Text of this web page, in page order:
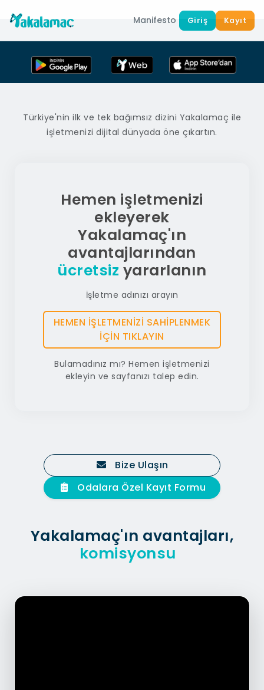
Manifesto Giriş Kayıt
Türkiye'nin ilk ve tek bağımsız dizini Yakalamaç ile
işletmenizi dijital dünyada öne çıkartın.
Hemen işletmenizi
ekleyerek
Yakalamaç'ın
avantajlarından
ücretsiz yararlanın
İşletme adınızı arayın
HEMEN İŞLETMENİZİ SAHİPLENMEK
İÇİN TIKLAYIN
Bulamadınız mı? Hemen işletmenizi
ekleyin ve sayfanızı talep edin.
Bize Ulaşın
Odalara Özel Kayıt Formu
Yakalamaç'ın avantajları,
komisyonsuz sipariş